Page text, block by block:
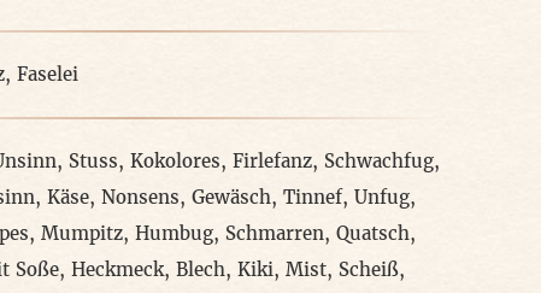
, Faselei
, Stuss, Kokolores, Firlefanz, Schwachfug,
, Käse, Nonsens, Gewäsch, Tinnef, Unfug,
, Mumpitz, Humbug, Schmarren, Quatsch,
Soße, Heckmeck, Blech, Kiki, Mist, Scheiß,